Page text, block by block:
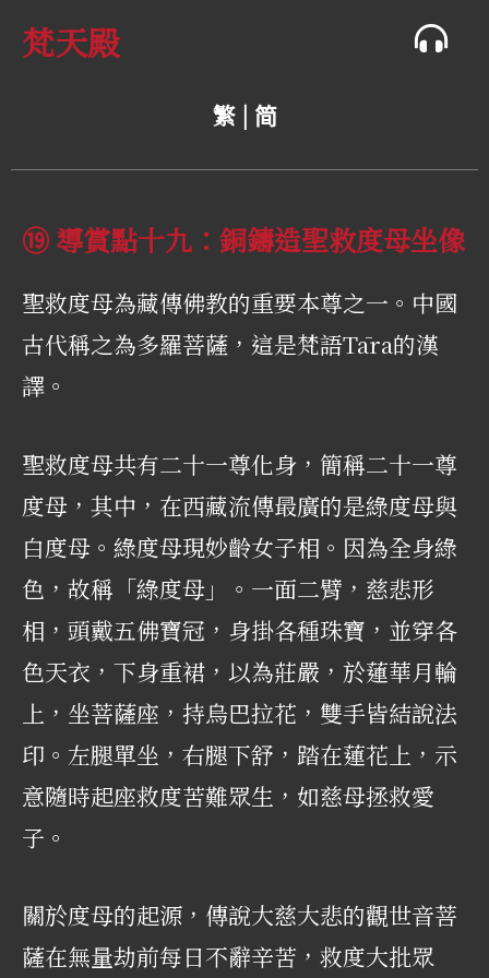
梵天殿
繁 | 简
⑲ 導賞點十九：銅鑄造聖救度母坐像
聖救度母為藏傳佛教的重要本尊之一。中國
古代稱之為多羅菩薩，這是梵語Tāra的漢
譯。
聖救度母共有二十一尊化身，簡稱二十一尊
度母，其中，在西藏流傳最廣的是綠度母與
白度母。綠度母現妙齡女子相。因為全身綠
色，故稱「綠度母」。一面二臂，慈悲形
相，頭戴五佛寶冠，身掛各種珠寶，並穿各
色天衣，下身重裙，以為莊嚴，於蓮華月輪
上，坐菩薩座，持烏巴拉花，雙手皆結說法
印。左腿單坐，右腿下舒，踏在蓮花上，示
意隨時起座救度苦難眾生，如慈母拯救愛
子。
關於度母的起源，傳說大慈大悲的觀世音菩
薩在無量劫前每日不辭辛苦，救度大批眾